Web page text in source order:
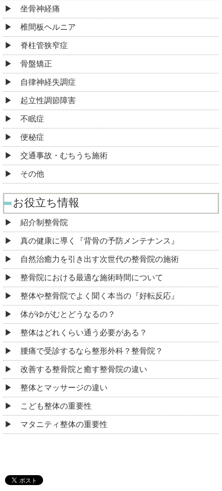
坐骨神経痛
椎間板ヘルニア
脊柱管狭窄症
骨盤矯正
自律神経失調症
起立性調節障害
不眠症
便秘症
交通事故・むちうち施術
その他
お役立ち情報
紹介制整骨院
真の健康に導く『背骨の予防メンテナンス』
自然治癒力を引き出す次世代の整骨院の施術
整骨院における最適な施術時間について
整体や整骨院でよく聞く本当の『好転反応』
体がゆがむとどうなるの？
整体はどれくらい通う必要がある？
腰痛で受診するなら整形外科？整骨院？
改善する整骨院と癒す整骨院の違い
整体とマッサージの違い
こども整体の重要性
マタニティ整体の重要性